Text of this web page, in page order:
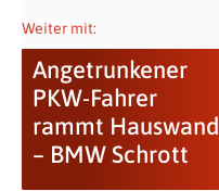
Weiter mit:
Angetrunkener
PKW-Fahrer
rammt Hauswand
– BMW Schrott